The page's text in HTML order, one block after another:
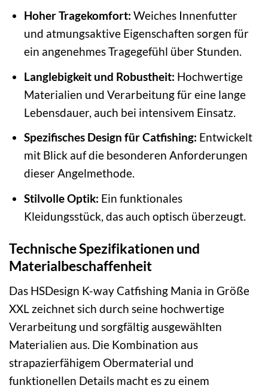
Hoher Tragekomfort: Weiches Innenfutter
und atmungsaktive Eigenschaften sorgen für
ein angenehmes Tragegefühl über Stunden.
Langlebigkeit und Robustheit: Hochwertige
Materialien und Verarbeitung für eine lange
Lebensdauer, auch bei intensivem Einsatz.
Spezifisches Design für Catfishing: Entwickelt
mit Blick auf die besonderen Anforderungen
dieser Angelmethode.
Stilvolle Optik: Ein funktionales
Kleidungsstück, das auch optisch überzeugt.
Technische Spezifikationen und
Materialbeschaffenheit
Das HSDesign K-way Catfishing Mania in Größe
XXL zeichnet sich durch seine hochwertige
Verarbeitung und sorgfältig ausgewählten
Materialien aus. Die Kombination aus
strapazierfähigem Obermaterial und
funktionellen Details macht es zu einem